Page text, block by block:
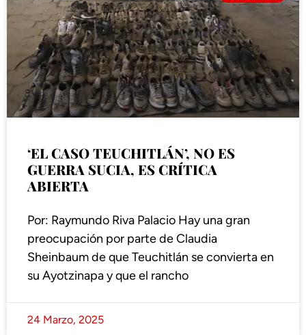
‘EL CASO TEUCHITLÁN’, NO ES
GUERRA SUCIA, ES CRÍTICA
ABIERTA
Por: Raymundo Riva Palacio Hay una gran
preocupación por parte de Claudia
Sheinbaum de que Teuchitlán se convierta en
su Ayotzinapa y que el rancho
24 Marzo, 2025